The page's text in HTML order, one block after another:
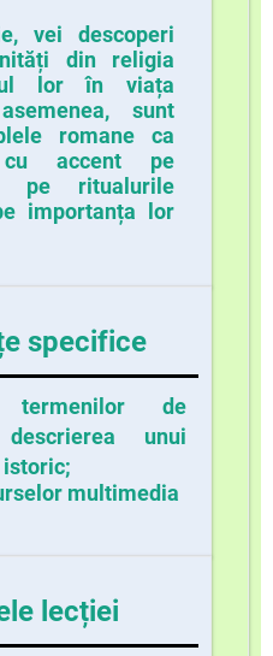
vei descoperi
din religia
lor în viața
sunt
romane ca
accent pe
pe ritualurile
importanța lor
specifice
termenilor de
unui
multimedia
lecției